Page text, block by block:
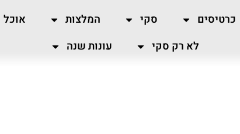
כרטיסים סקי המלצות אוכל
לא רק סקי
עונות שנה